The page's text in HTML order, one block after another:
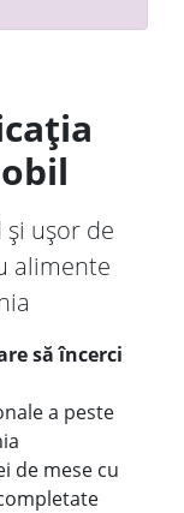
și ușor de
alimente
să încerci
a peste
de mese cu